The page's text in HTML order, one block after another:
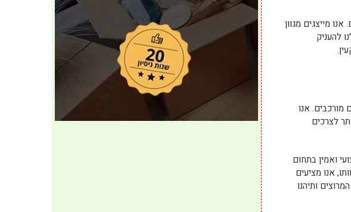
מייצגים מגוון
להעניק
מורכבים. אנו
לצרכים
ואמין בתחום
אנו מציעים
ותיהנו